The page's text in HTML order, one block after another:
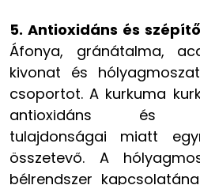
5. Antioxidáns és
Áfonya, gránátalma,
kivonat és
csoportot. A kurkuma
antioxidáns és
tulajdonságai miatt
összetevő. A
bélrendszer